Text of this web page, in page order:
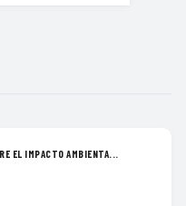
EL IMPACTO AMBIENTA...